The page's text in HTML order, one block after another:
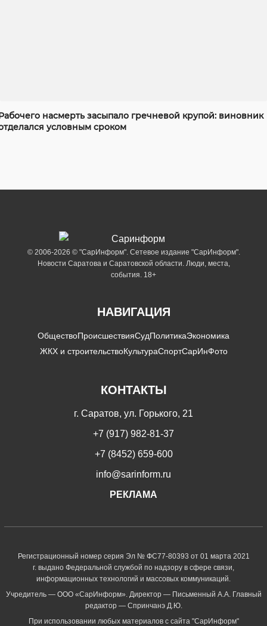
насмерть засыпало гречневой крупой: виновник
условным сроком
© 2006-2026 © "СарИнформ". Сетевое издание "СарИнформ".
Новости Саратова и Саратовской области. Люди, места,
события. 18+
НАВИГАЦИЯ
ОбществоПроисшествияСудПолитикаЭкономика
ЖКХ и строительствоКультураСпортСарИнФото
КОНТАКТЫ
г. Саратов, ул. Горького, 21
+7 (917) 982-81-37
+7 (8452) 659-600
info@sarinform.ru
РЕКЛАМА
Регистрационный номер серия Эл № ФС77-80393 от 01 марта 2021
г. выдано Федеральной службой по надзору в сфере связи,
информационных технологий и массовых коммуникаций.
Учредитель — ООО «СарИнформ». Директор — Письменный А.А. Главный
редактор — Спринчанэ Д.Ю.
При использовании любых материалов с сайта "СарИнформ"